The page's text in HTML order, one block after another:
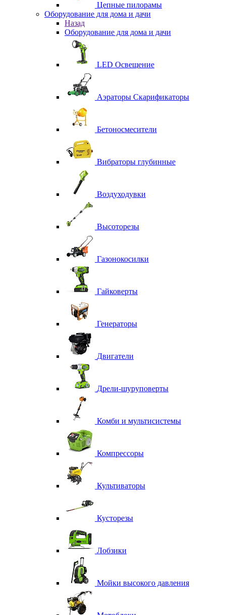
Цепные пилорамы
Оборудование для дома и дачи
Назад
Оборудование для дома и дачи
LED Освещение
Аэраторы Скарификаторы
Бетоносмесители
Вибраторы глубинные
Воздуходувки
Высоторезы
Газонокосилки
Гайковерты
Генераторы
Двигатели
Дрели-шуруповерты
Комби и мультисистемы
Компрессоры
Культиваторы
Кусторезы
Лобзики
Мойки высокого давления